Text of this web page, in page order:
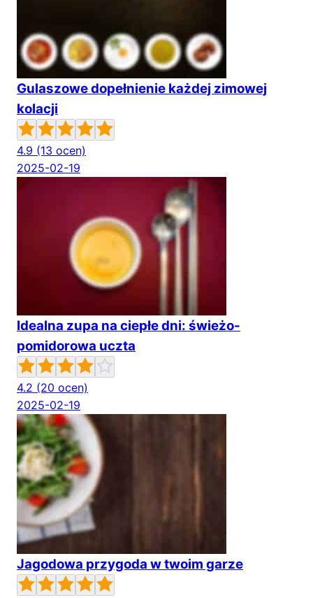
Gulaszowe dopełnienie każdej zimowej
kolacji
4.9 (13 ocen)
2025-02-19
Idealna zupa na ciepłe dni: świeżo-
pomidorowa uczta
4.2 (20 ocen)
2025-02-19
Jagodowa przygoda w twoim garze